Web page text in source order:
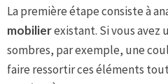
La première étape consiste à
mobilierexistant. Si vous
sombres, par exemple, une
faire ressortir ces éléments